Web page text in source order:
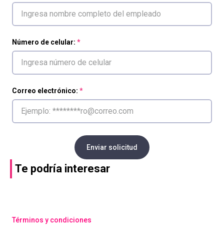
Número de celular:
Correo electrónico:
Enviar solicitud
Te podría interesar
Términos y condiciones